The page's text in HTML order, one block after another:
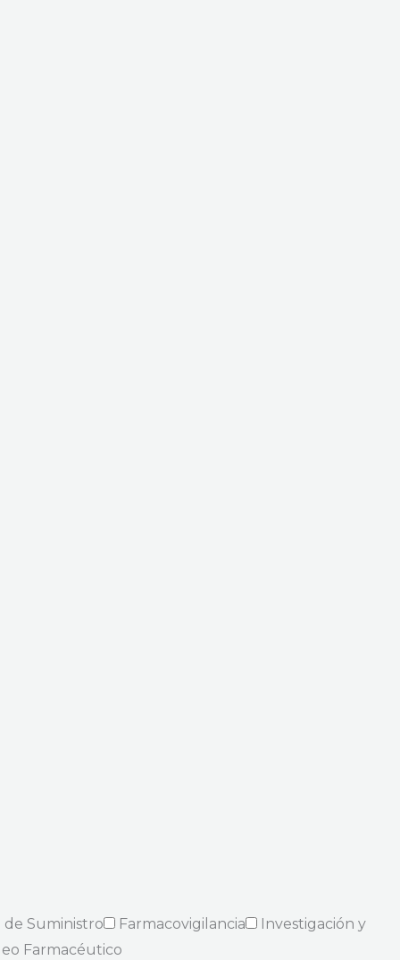
de Suministro Farmacovigilancia
Investigación y
Farmacéutico